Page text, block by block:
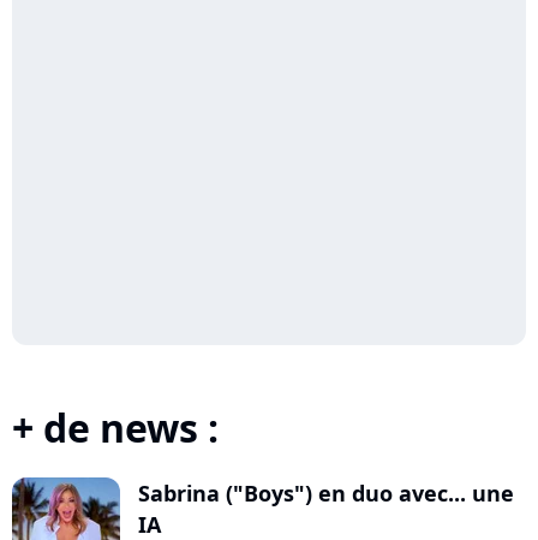
+ de news :
Sabrina ("Boys") en duo avec... une
IA